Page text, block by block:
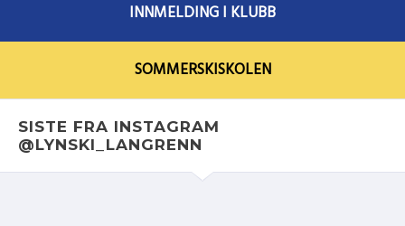
INNMELDING I KLUBB
SOMMERSKISKOLEN
SISTE FRA INSTAGRAM
@LYNSKI_LANGRENN